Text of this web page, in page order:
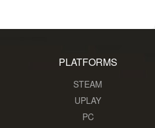
PLATFORMS
STEAM
UPLAY
PC